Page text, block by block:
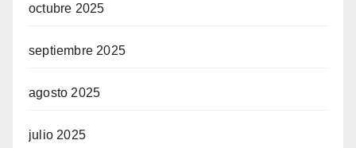
octubre 2025
septiembre 2025
agosto 2025
julio 2025